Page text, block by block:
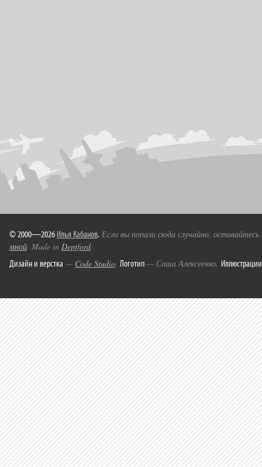
© 2000—2026 Илья Кабанов. Если вы попали сюда случайно,
мной. Made in Deptford.
Дизайн и верстка — Code Studio. Логотип — Саша Алексеенко. Иллюстрации